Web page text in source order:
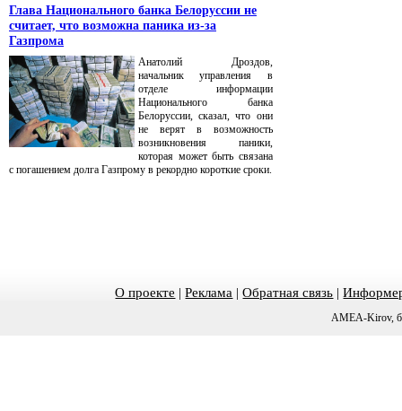
Глава Национального банка Белоруссии не
считает, что возможна паника из-за
Газпрома
Анатолий Дроздов,
начальник управления в
отделе информации
Национального банка
Белоруссии, сказал, что они
не верят в возможность
возникновения паники,
которая может быть связана
с погашением долга Газпрому в рекордно короткие сроки.
О проекте |Реклама |Обратная связь |
AMEA-Kirov,